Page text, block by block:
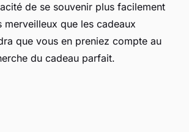
de se souvenir plus facilement
merveilleux que les cadeaux
que vous en preniez compte au
du cadeau parfait.